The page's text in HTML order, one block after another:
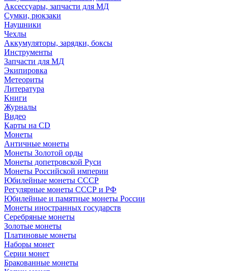
Аксессуары, запчасти для МД
Сумки, рюкзаки
Наушники
Чехлы
Аккумуляторы, зарядки, боксы
Инструменты
Запчасти для МД
Экипировка
Метеориты
Литература
Книги
Журналы
Видео
Карты на CD
Монеты
Античные монеты
Монеты Золотой орды
Монеты допетровской Руси
Монеты Российской империи
Юбилейные монеты СССР
Регулярные монеты СССР и РФ
Юбилейные и памятные монеты России
Монеты иностранных государств
Серебряные монеты
Золотые монеты
Платиновые монеты
Наборы монет
Серии монет
Бракованные монеты